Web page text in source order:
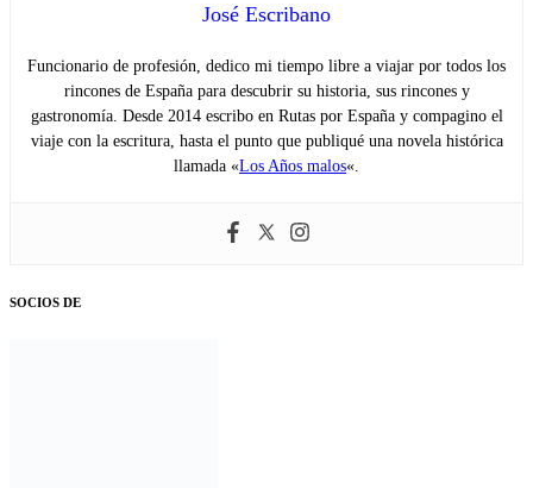
José Escribano
Funcionario de profesión, dedico mi tiempo libre a viajar por todos los
rincones de España para descubrir su historia, sus rincones y
gastronomía. Desde 2014 escribo en Rutas por España y compagino el
viaje con la escritura, hasta el punto que publiqué una novela histórica
llamada «Los Años malos«.
SOCIOS DE